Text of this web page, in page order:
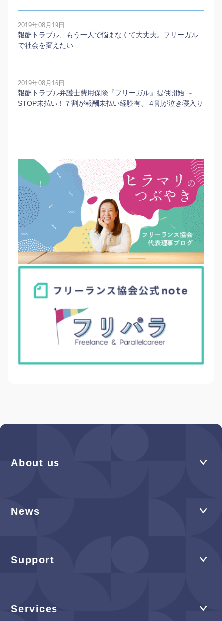
2019年08月19日
報酬トラブル、もう一人で悩まなくて大丈夫。フリーガル
で社会を変えたい
2019年08月16日
報酬トラブル弁護士費用保険『フリーガル』提供開始 ～
STOP未払い！７割が報酬未払い経験有、４割が泣き寝入り
About us
News
Support
Services